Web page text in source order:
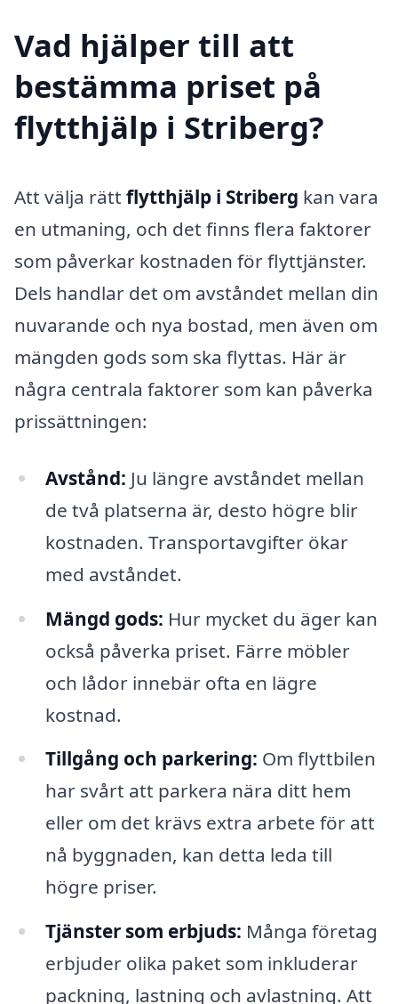
Vad hjälper till att
bestämma priset på
flytthjälp i Striberg?
Att välja rätt flytthjälp i Striberg kan vara
en utmaning, och det finns flera faktorer
som påverkar kostnaden för flyttjänster.
Dels handlar det om avståndet mellan din
nuvarande och nya bostad, men även om
mängden gods som ska flyttas. Här är
några centrala faktorer som kan påverka
prissättningen:
Avstånd: Ju längre avståndet mellan
de två platserna är, desto högre blir
kostnaden. Transportavgifter ökar
med avståndet.
Mängd gods: Hur mycket du äger kan
också påverka priset. Färre möbler
och lådor innebär ofta en lägre
kostnad.
Tillgång och parkering: Om flyttbilen
har svårt att parkera nära ditt hem
eller om det krävs extra arbete för att
nå byggnaden, kan detta leda till
högre priser.
Tjänster som erbjuds: Många företag
erbjuder olika paket som inkluderar
packning, lastning och avlastning. Att